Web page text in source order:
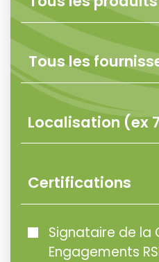
Certifications
Signataire de la
Engagements